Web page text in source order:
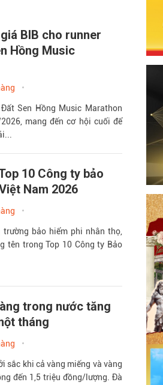
Theo VnMedia.vn
BIB cho runner
Hồng Music
Sen Hồng Music Marathon
mang đến cơ hội cuối để
10 Công ty bảo
Nam 2026
bảo hiểm phi nhân thọ,
tên trong Top 10 Công ty Bảo
trong nước tăng
tháng
sắc khi cả vàng miếng và vàng
đến 1,5 triệu đồng/lượng. Đà